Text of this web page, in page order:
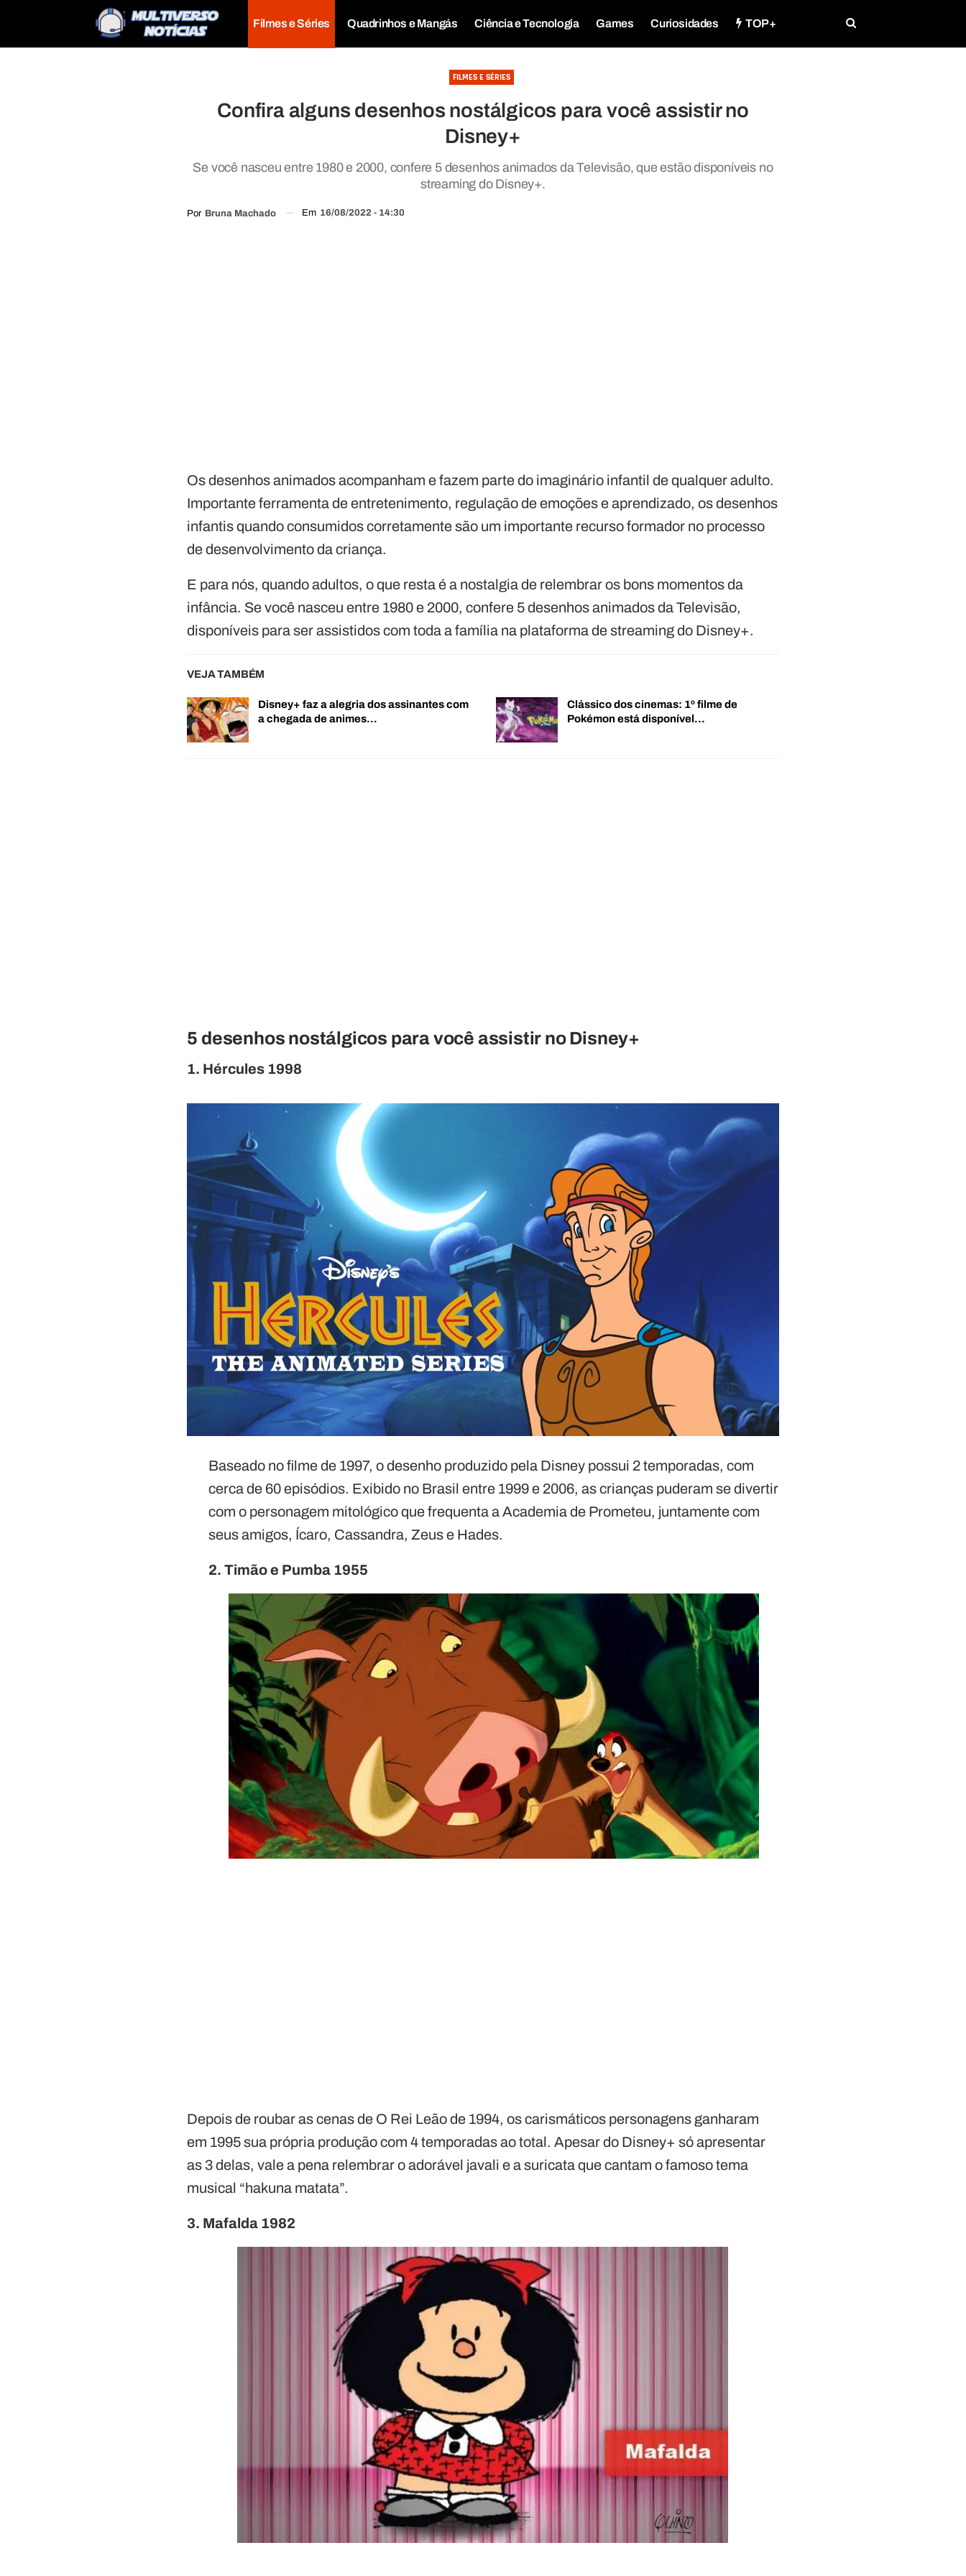
Filmes e Séries Quadrinhos e Mangás Ciência e Tecnologia Games Curiosidades TOP+
FILMES E SÉRIES
Confira alguns desenhos nostálgicos para você assistir no
Disney+
Se você nasceu entre 1980 e 2000, confere 5 desenhos animados da Televisão, que estão disponíveis no
streaming do Disney+.
Por Bruna Machado Em 16/08/2022 - 14:30
Os desenhos animados acompanham e fazem parte do imaginário infantil de qualquer adulto.
Importante ferramenta de entretenimento, regulação de emoções e aprendizado, os desenhos
infantis quando consumidos corretamente são um importante recurso formador no processo
de desenvolvimento da criança.
E para nós, quando adultos, o que resta é a nostalgia de relembrar os bons momentos da
infância. Se você nasceu entre 1980 e 2000, confere 5 desenhos animados da Televisão,
disponíveis para ser assistidos com toda a família na plataforma de streaming do Disney+.
VEJA TAMBÉM
Disney+ faz a alegria dos assinantes com
a chegada de animes…
Clássico dos cinemas: 1º filme de
Pokémon está disponível…
5 desenhos nostálgicos para você assistir no Disney+
1. Hércules 1998
Baseado no filme de 1997, o desenho produzido pela Disney possui 2 temporadas, com
cerca de 60 episódios. Exibido no Brasil entre 1999 e 2006, as crianças puderam se divertir
com o personagem mitológico que frequenta a Academia de Prometeu, juntamente com
seus amigos, Ícaro, Cassandra, Zeus e Hades.
2. Timão e Pumba 1955
Depois de roubar as cenas de O Rei Leão de 1994, os carismáticos personagens ganharam
em 1995 sua própria produção com 4 temporadas ao total. Apesar do Disney+ só apresentar
as 3 delas, vale a pena relembrar o adorável javali e a suricata que cantam o famoso tema
musical “hakuna matata”.
3. Mafalda 1982